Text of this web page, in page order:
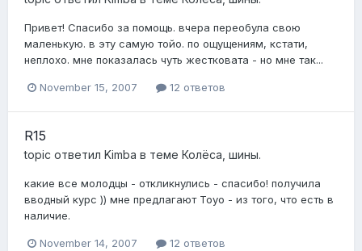
Привет! Спасибо за помощь. вчера переобула свою
маленькую. в эту самую тойо. по ощущениям, кстати,
неплохо. мне показалась чуть жестковата - но мне так...
November 15, 2007 12 ответов
R15
topic ответил Kimba в теме Колёса, шины.
какие все молодцы - откликнулись - спасибо! получила
вводный курс )) мне предлагают Toyo - из того, что есть в
наличие.
November 14, 2007 12 ответов